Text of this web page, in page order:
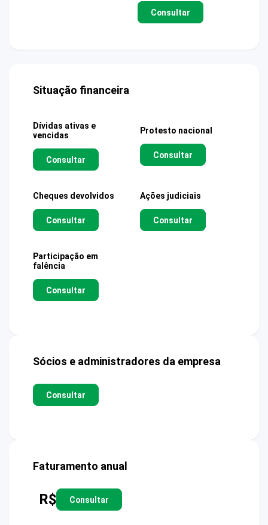
Consultar
Situação financeira
Dívidas ativas e
vencidas
Consultar
Protesto nacional
Consultar
Cheques devolvidos
Consultar
Ações judiciais
Consultar
Participação em
falência
Consultar
Sócios e administradores da empresa
Consultar
Faturamento anual
R$ Consultar